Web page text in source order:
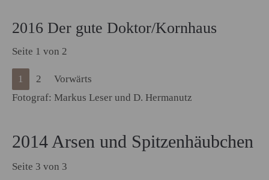
2016 Der gute Doktor/Kornhaus
Seite 1 von 2
1 2
Vorwärts
Fotograf: Markus Leser und D. Hermanutz
2014 Arsen und Spitzenhäubchen
Seite 3 von 3